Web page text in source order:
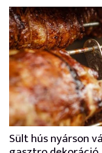
Sült hús nyárson